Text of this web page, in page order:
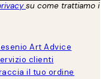
su come trattiamo i
Art Advice
clienti
il tuo ordine